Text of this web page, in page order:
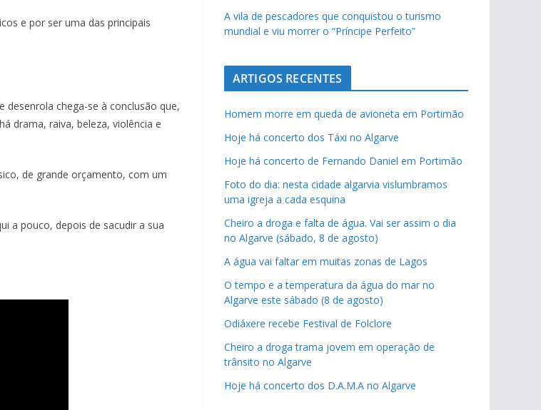
e por ser uma das principais
chega-se à conclusão que,
drama, raiva, beleza, violência e
de grande orçamento, com um
a pouco, depois de sacudir a sua
A vila de pescadores que conquistou o turismo
mundial e viu morrer o “Príncipe Perfeito”
ARTIGOS RECENTES
Homem morre em queda de avioneta em Portimão
Hoje há concerto dos Táxi no Algarve
Hoje há concerto de Fernando Daniel em Portimão
Foto do dia: nesta cidade algarvia vislumbramos
uma igreja a cada esquina
Cheiro a droga e falta de água. Vai ser assim o dia
no Algarve (sábado, 8 de agosto)
A água vai faltar em muitas zonas de Lagos
O tempo e a temperatura da água do mar no
Algarve este sábado (8 de agosto)
Odiáxere recebe Festival de Folclore
Cheiro a droga trama jovem em operação de
trânsito no Algarve
Hoje há concerto dos D.A.M.A no Algarve